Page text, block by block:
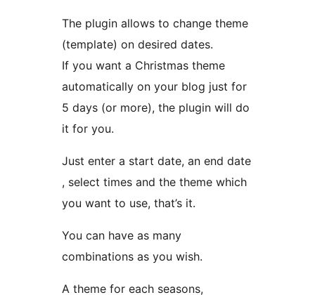
The plugin allows to change theme
(template) on desired dates.
If you want a Christmas theme
automatically on your blog just for
5 days (or more), the plugin will do
it for you.
Just enter a start date, an end date
, select times and the theme which
you want to use, that’s it.
You can have as many
combinations as you wish.
A theme for each seasons,